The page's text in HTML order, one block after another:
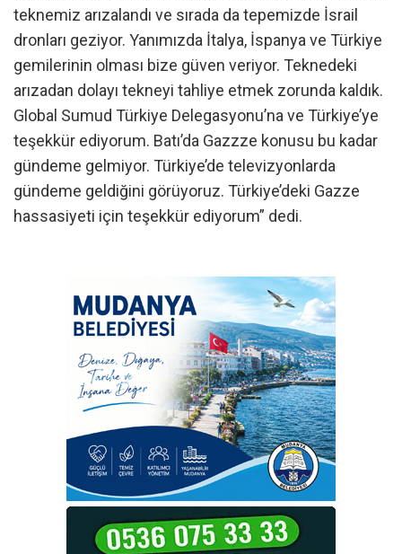
teknemiz arızalandı ve sırada da tepemizde İsrail
dronları geziyor. Yanımızda İtalya, İspanya ve Türkiye
gemilerinin olması bize güven veriyor. Teknedeki
arızadan dolayı tekneyi tahliye etmek zorunda kaldık.
Global Sumud Türkiye Delegasyonu’na ve Türkiye’ye
teşekkür ediyorum. Batı’da Gazzze konusu bu kadar
gündeme gelmiyor. Türkiye’de televizyonlarda
gündeme geldiğini görüyoruz. Türkiye’deki Gazze
hassasiyeti için teşekkür ediyorum” dedi.